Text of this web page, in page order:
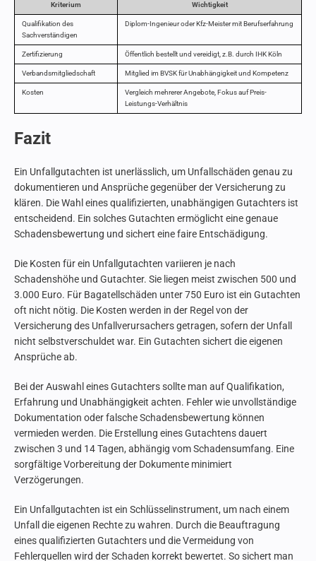
Kriterium Wichtigkeit
Qualifikation des
Sachverständigen
Diplom-Ingenieur oder Kfz-Meister mit Berufserfahrung
Zertifizierung Öffentlich bestellt und vereidigt, z.B. durch IHK Köln
Verbandsmitgliedschaft Mitglied im BVSK für Unabhängigkeit und Kompetenz
Kosten
Vergleich mehrerer Angebote, Fokus auf Preis-
Leistungs-Verhältnis
Fazit
Ein Unfallgutachten ist unerlässlich, um Unfallschäden genau zu
dokumentieren und Ansprüche gegenüber der Versicherung zu
klären. Die Wahl eines qualifizierten, unabhängigen Gutachters ist
entscheidend. Ein solches Gutachten ermöglicht eine genaue
Schadensbewertung und sichert eine faire Entschädigung.
Die Kosten für ein Unfallgutachten variieren je nach
Schadenshöhe und Gutachter. Sie liegen meist zwischen 500 und
3.000 Euro. Für Bagatellschäden unter 750 Euro ist ein Gutachten
oft nicht nötig. Die Kosten werden in der Regel von der
Versicherung des Unfallverursachers getragen, sofern der Unfall
nicht selbstverschuldet war. Ein Gutachten sichert die eigenen
Ansprüche ab.
Bei der Auswahl eines Gutachters sollte man auf Qualifikation,
Erfahrung und Unabhängigkeit achten. Fehler wie unvollständige
Dokumentation oder falsche Schadensbewertung können
vermieden werden. Die Erstellung eines Gutachtens dauert
zwischen 3 und 14 Tagen, abhängig vom Schadensumfang. Eine
sorgfältige Vorbereitung der Dokumente minimiert
Verzögerungen.
Ein Unfallgutachten ist ein Schlüsselinstrument, um nach einem
Unfall die eigenen Rechte zu wahren. Durch die Beauftragung
eines qualifizierten Gutachters und die Vermeidung von
Fehlerquellen wird der Schaden korrekt bewertet. So sichert man